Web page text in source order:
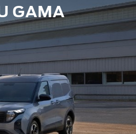
GAMA